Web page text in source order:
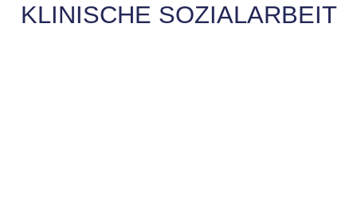
KLINISCHE SOZIALARBEIT